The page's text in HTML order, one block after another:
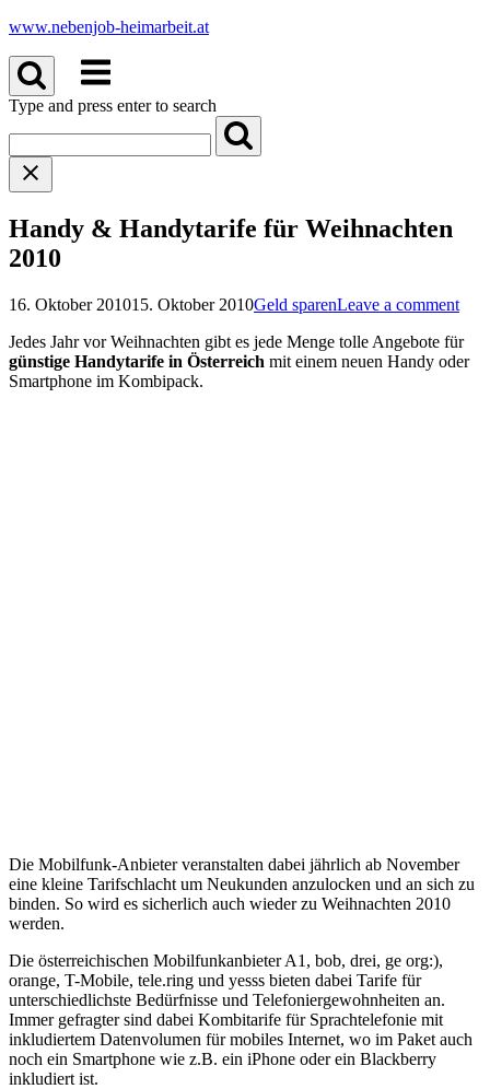
Skip
content
www.nebenjob-heimarbeit.at
Menu
Type and press enter to search
Handy & Handytarife für Weihnachten
2010
16. Oktober 201015. Oktober 2010Geld sparenLeave a comment
Jedes Jahr vor Weihnachten gibt es jede Menge tolle Angebote für
günstige Handytarife in Österreich mit einem neuen Handy oder
Smartphone im Kombipack.
Die Mobilfunk-Anbieter veranstalten dabei jährlich ab November
eine kleine Tarifschlacht um Neukunden anzulocken und an sich zu
binden. So wird es sicherlich auch wieder zu Weihnachten 2010
werden.
Die österreichischen Mobilfunkanbieter A1, bob, drei, ge org:),
orange, T-Mobile, tele.ring und yesss bieten dabei Tarife für
unterschiedlichste Bedürfnisse und Telefoniergewohnheiten an.
Immer gefragter sind dabei Kombitarife für Sprachtelefonie mit
inkludiertem Datenvolumen für mobiles Internet, wo im Paket auch
noch ein Smartphone wie z.B. ein iPhone oder ein Blackberry
inkludiert ist.